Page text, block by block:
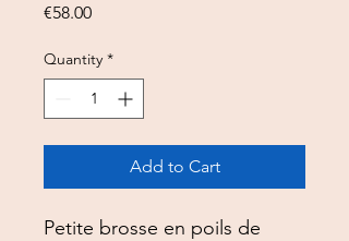
€58.00Price
Quantity *
Add to Cart
Petite brosse en poils de